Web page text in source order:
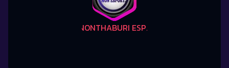
NONTHABURI ESPORT